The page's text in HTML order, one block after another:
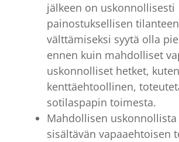
jälkeen on uskonnollisesti
painostuksellisen tilanteen
välttämiseksi syytä olla
ennen kuin mahdolliset
uskonnolliset hetket,
kenttäehtoollinen,
sotilaspapin toimesta.
Mahdollisen
sisältävän vapaaehtoisen